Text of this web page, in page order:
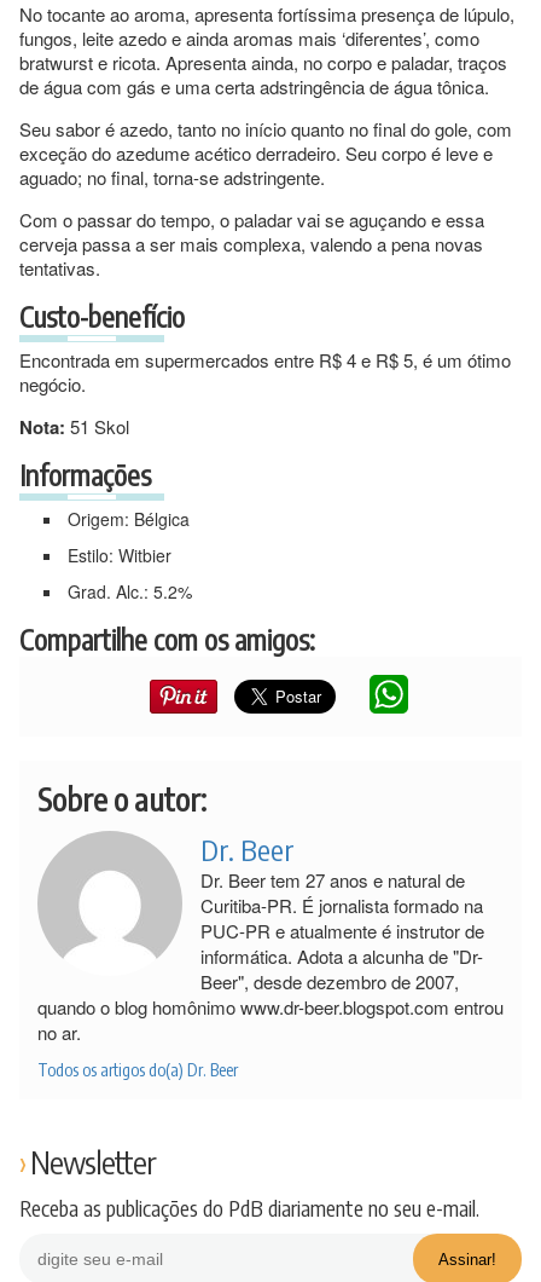
No tocante ao aroma, apresenta fortíssima presença de lúpulo,
fungos, leite azedo e ainda aromas mais ‘diferentes’, como
bratwurst e ricota. Apresenta ainda, no corpo e paladar, traços
de água com gás e uma certa adstringência de água tônica.
Seu sabor é azedo, tanto no início quanto no final do gole, com
exceção do azedume acético derradeiro. Seu corpo é leve e
aguado; no final, torna-se adstringente.
Com o passar do tempo, o paladar vai se aguçando e essa
cerveja passa a ser mais complexa, valendo a pena novas
tentativas.
Custo-benefício
Encontrada em supermercados entre R$ 4 e R$ 5, é um ótimo
negócio.
Nota: 51 Skol
Informações
Origem: Bélgica
Estilo: Witbier
Grad. Alc.: 5.2%
Compartilhe com os amigos:
Sobre o autor:
Dr. Beer
Dr. Beer tem 27 anos e natural de
Curitiba-PR. É jornalista formado na
PUC-PR e atualmente é instrutor de
informática. Adota a alcunha de "Dr-
Beer", desde dezembro de 2007,
quando o blog homônimo www.dr-beer.blogspot.com entrou
no ar.
Todos os artigos do(a) Dr. Beer
Newsletter
Receba as publicações do PdB diariamente no seu e-mail.